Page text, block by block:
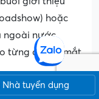
hoặc
ngoài nước
từng đợt ra mắt
Kiến trúc, Xây
Nhà tuyển dụng